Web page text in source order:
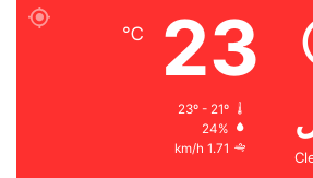
23
℃
23º - 21º
24%
1.71 km/h